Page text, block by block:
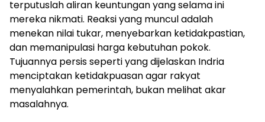
terputuslah aliran keuntungan yang selama ini
mereka nikmati. Reaksi yang muncul adalah
menekan nilai tukar, menyebarkan ketidakpastian,
dan memanipulasi harga kebutuhan pokok.
Tujuannya persis seperti yang dijelaskan Indria
menciptakan ketidakpuasan agar rakyat
menyalahkan pemerintah, bukan melihat akar
masalahnya.